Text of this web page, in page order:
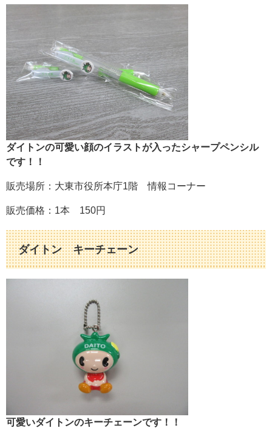
ダイトンの可愛い顔のイラストが入ったシャープペンシル
です！！
販売場所：大東市役所本庁1階 情報コーナー
販売価格：1本 150円
ダイトン キーチェーン
可愛いダイトンのキーチェーンです！！